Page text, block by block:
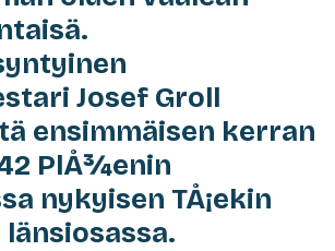
Josef Groll
ensimmäisen kerran
PlÅ¾enin
nykyisen TÅ¡ekin